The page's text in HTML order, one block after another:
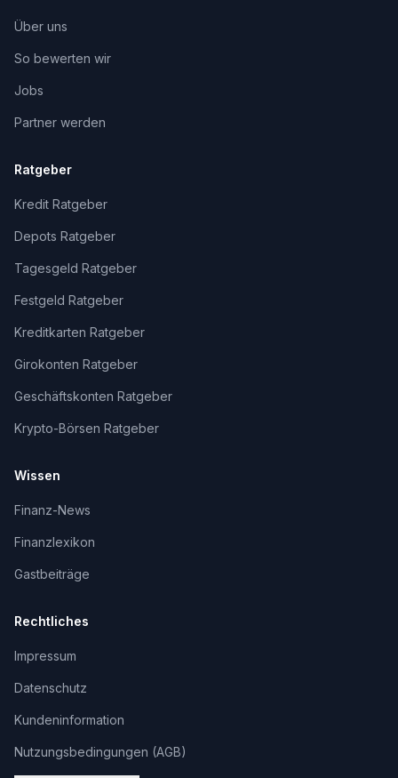
Über uns
So bewerten wir
Jobs
Partner werden
Ratgeber
Kredit Ratgeber
Depots Ratgeber
Tagesgeld Ratgeber
Festgeld Ratgeber
Kreditkarten Ratgeber
Girokonten Ratgeber
Geschäftskonten Ratgeber
Krypto-Börsen Ratgeber
Wissen
Finanz-News
Finanzlexikon
Gastbeiträge
Rechtliches
Impressum
Datenschutz
Kundeninformation
Nutzungsbedingungen (AGB)